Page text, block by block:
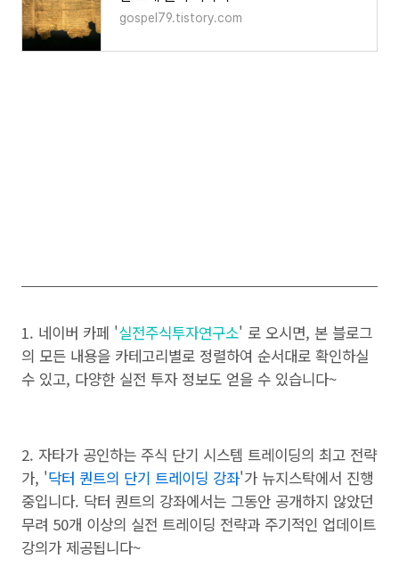
gospel79.tistory.com
1. 네이버 카페 '실전주식투자연구소' 로 오시면, 본 블로그
의 모든 내용을 카테고리별로 정렬하여 순서대로 확인하실
수 있고, 다양한 실전 투자 정보도 얻을 수 있습니다~
2. 자타가 공인하는 주식 단기 시스템 트레이딩의 최고 전략
가, '닥터 퀀트의 단기 트레이딩 강좌'가 뉴지스탁에서 진행
중입니다. 닥터 퀀트의 강좌에서는 그동안 공개하지 않았던
무려 50개 이상의 실전 트레이딩 전략과 주기적인 업데이트
강의가 제공됩니다~